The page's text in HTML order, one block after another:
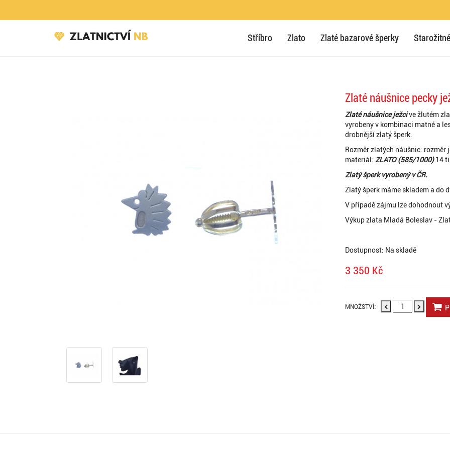
Stříbro Zlato Zlaté bazarové šperky
Zlaté náušnice pecky
Zlaté náušnice ježcive žlutém
vyrobeny v kombinaci matné a
drobnější zlatý šperk.
Rozměr zlatých náušnic: rozměr
materiál: ZLATO (585/1000)14
Zlatý šperk vyrobený v ČR.
Zlatý šperk máme skladem a do
V případě zájmu lze dohodnout
Výkup zlata Mladá Boleslav -
Dostupnost: Na skladě
3 350 Kč
MNOŽSTVÍ :